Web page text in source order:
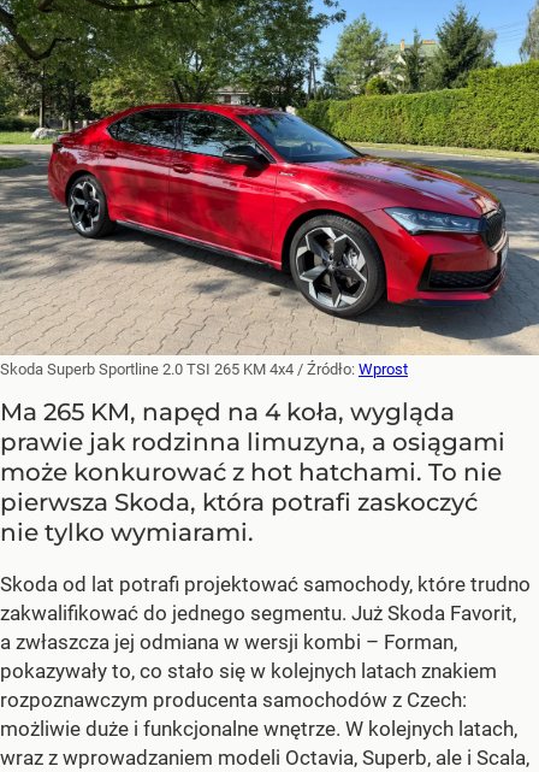
Skoda Superb Sportline 2.0 TSI 265 KM 4x4 / Źródło: Wprost
Ma 265 KM, napęd na 4 koła, wygląda
prawie jak rodzinna limuzyna, a osiągami
może konkurować z hot hatchami. To nie
pierwsza Skoda, która potrafi zaskoczyć
nie tylko wymiarami.
Skoda od lat potrafi projektować samochody, które trudno
zakwalifikować do jednego segmentu. Już Skoda Favorit,
a zwłaszcza jej odmiana w wersji kombi – Forman,
pokazywały to, co stało się w kolejnych latach znakiem
rozpoznawczym producenta samochodów z Czech:
możliwie duże i funkcjonalne wnętrze. W kolejnych latach,
wraz z wprowadzaniem modeli Octavia, Superb, ale i Scala,